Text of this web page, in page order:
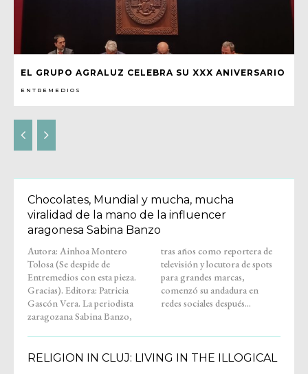
EL GRUPO AGRALUZ CELEBRA SU XXX ANIVERSARIO
ENTREMEDIOS
Chocolates, Mundial y mucha, mucha
viralidad de la mano de la influencer
aragonesa Sabina Banzo
Autora: Ainhoa Montero
Tolosa (Se despide de
Entremedios con esta pieza.
Gracias). Editora: Patricia
Gascón Vera. La periodista
zaragozana Sabina Banzo,
tras años como reportera de
televisión y locutora de spots
para grandes marcas,
comenzó su andadura en
redes sociales después...
RELIGION IN CLUJ: LIVING IN THE ILLOGICAL